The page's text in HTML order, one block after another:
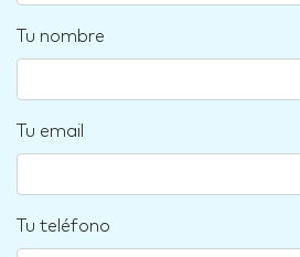
Tu nombre
Tu email
Tu teléfono